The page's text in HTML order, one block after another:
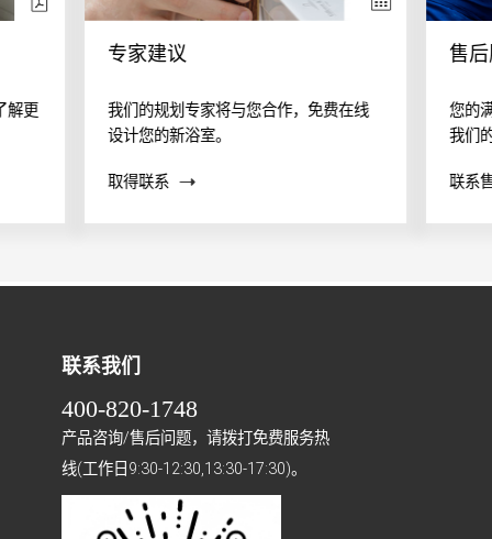
解更
专家建议
我们的规划专家将与您合作，免费在线
设计您的新浴室。
取得联系
售
您的
我们
帮助
联系
联系我们
400-820-1748
产品咨询/售后问题，请拨打免费服务热
线(工作日9:30-12:30,13:30-17:30)。